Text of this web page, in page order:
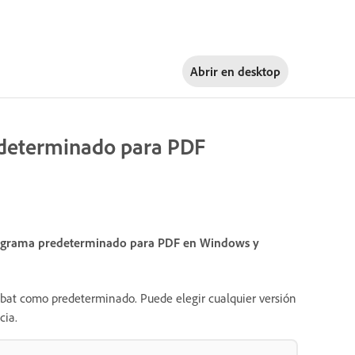
Abrir en desktop
para PDF
predeterminado para PDF en Windows y
como predeterminado. Puede elegir cualquier versión